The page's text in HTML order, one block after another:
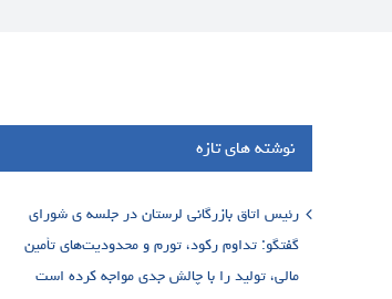
نوشته های تازه
رئیس اتاق بازرگانی لرستان در جلسه ی شورای
گفتگو: تداوم رکود، تورم و محدودیت‌های تأمین
مالی، تولید را با چالش جدی مواجه کرده است